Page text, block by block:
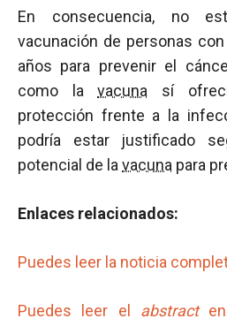
En consecuencia, no
vacunación de personas con
años para prevenir el
como lavacuna sí
protección frente a la
podría estar justificado
potencial de la vacuna para
Enlaces relacionados:
Puedes leer la noticia
Puedes leer el abstracten